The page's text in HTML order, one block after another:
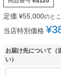
定価 ¥55,000のと
当店特別価格 ¥
お届け先について（
い）